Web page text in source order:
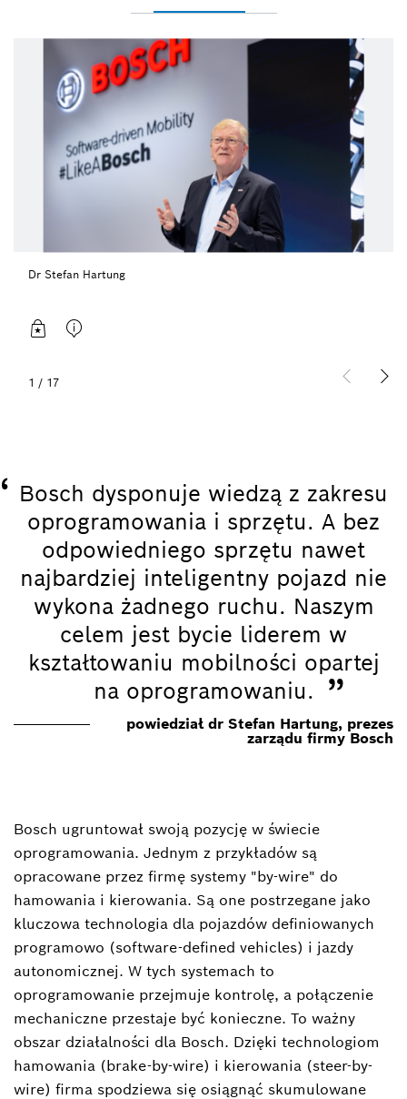
Dr Stefan Hartung
1 / 17
Bosch dysponuje wiedzą z zakresu
oprogramowania i sprzętu. A bez
odpowiedniego sprzętu nawet
najbardziej inteligentny pojazd nie
wykona żadnego ruchu. Naszym
celem jest bycie liderem w
kształtowaniu mobilności opartej
na oprogramowaniu. ”
powiedział dr Stefan Hartung, prezes
zarządu firmy Bosch
Bosch ugruntował swoją pozycję w świecie
oprogramowania. Jednym z przykładów są
opracowane przez firmę systemy "by-wire" do
hamowania i kierowania. Są one postrzegane jako
kluczowa technologia dla pojazdów definiowanych
programowo (software-defined vehicles) i jazdy
autonomicznej. W tych systemach to
oprogramowanie przejmuje kontrolę, a połączenie
mechaniczne przestaje być konieczne. To ważny
obszar działalności dla Bosch. Dzięki technologiom
hamowania (brake-by-wire) i kierowania (steer-by-
wire) firma spodziewa się osiągnąć skumulowane